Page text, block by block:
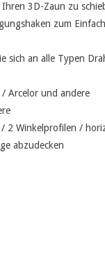
3D-Zaun zu
zum
sich an alle Typen
Arcelor und andere
2 Winkelprofilen /
abzudecken